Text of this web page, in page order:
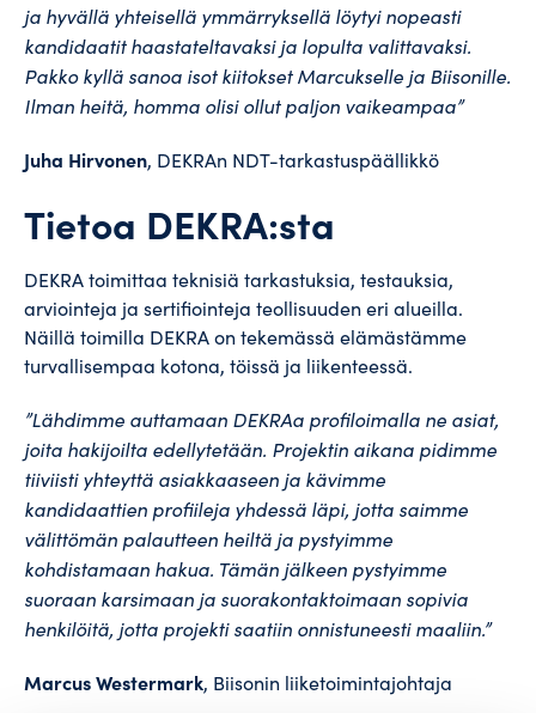
ja hyvällä yhteisellä ymmärryksellä löytyi nopeasti
kandidaatit haastateltavaksi ja lopulta valittavaksi.
Pakko kyllä sanoa isot kiitokset Marcukselle ja Biisonille.
Ilman heitä, homma olisi ollut paljon vaikeampaa”
Juha Hirvonen, DEKRAn NDT-tarkastuspäällikkö
Tietoa DEKRA:sta
DEKRAtoimittaa teknisiä tarkastuksia, testauksia,
arviointeja ja sertifiointeja teollisuuden eri alueilla.
Näillä toimilla DEKRA on tekemässä elämästämme
turvallisempaa kotona, töissä ja liikenteessä.
”Lähdimme auttamaan DEKRAa profiloimalla ne asiat,
joita hakijoilta edellytetään. Projektin aikana pidimme
tiiviisti yhteyttä asiakkaaseen ja kävimme
kandidaattien profiileja yhdessä läpi, jotta saimme
välittömän palautteen heiltä ja pystyimme
kohdistamaan hakua. Tämän jälkeen pystyimme
suoraan karsimaan ja suorakontaktoimaan sopivia
henkilöitä, jotta projekti saatiin onnistuneesti maaliin.”
Marcus Westermark, Biisonin liiketoimintajohtaja